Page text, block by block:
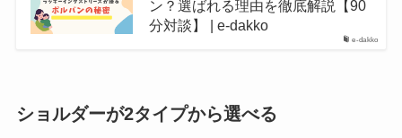
e-dakko
ン？選ばれる理由を徹底解説【90
分対談】 | e-dakko
ショルダーが2タイプから選べる